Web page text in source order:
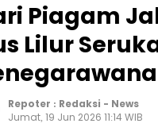
Piagam
Lilur
Repoter : Redaksi - News
Jumat, 19 Jun 2026 11:14 WIB